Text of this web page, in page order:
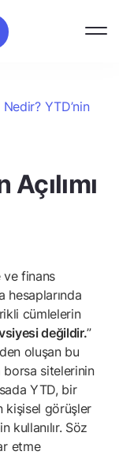
YTD’nin
ve finans
hesaplarında
cümlelerin
değildir.”
oluşan bu
borsa sitelerinin
YTD, bir
kişisel görüşler
kullanılır. Söz
etme